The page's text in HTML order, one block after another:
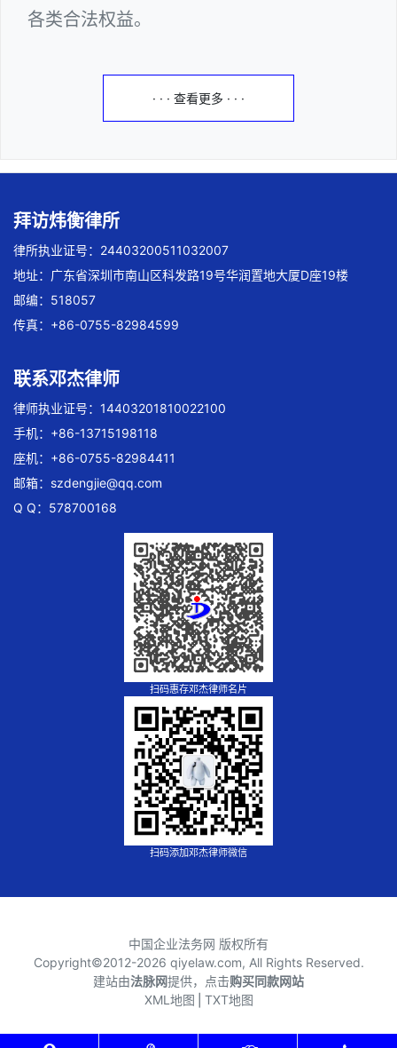
各类合法权益。
· · · 查看更多 · · ·
拜访炜衡律所
律所执业证号：24403200511032007
地址：广东省深圳市南山区科发路19号华润置地大厦D座19楼
邮编：518057
传真：+86-0755-82984599
联系邓杰律师
律师执业证号：14403201810022100
手机：+86-13715198118
座机：+86-0755-82984411
邮箱： szdengjie@qq.com
Q Q：578700168
扫码惠存邓杰律师名片
扫码添加邓杰律师微信
中国企业法务网 版权所有
Copyright©2012-2026 qiyelaw.com, All Rights Reserved.
建站由法脉网提供，点击购买同款网站
XML地图 TXT地图